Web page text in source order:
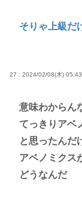
そりゃ上級だ
27 : 2024/02/08(木)
意味わからん
てっきりアベ
と思ったんだ
アベノミクス
どうなんだ